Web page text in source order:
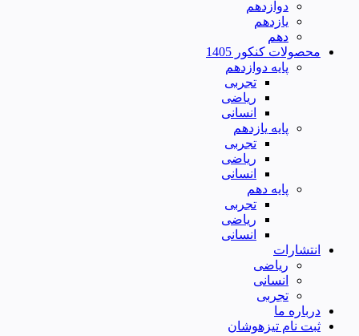
دوازدهم
یازدهم
دهم
محصولات کنکور 1405
پایه دوازدهم
تجربی
ریاضی
انسانی
پایه یازدهم
تجربی
ریاضی
انسانی
پایه دهم
تجربی
ریاضی
انسانی
انتشارات
ریاضی
انسانی
تجربی
درباره ما
ثبت نام تیزهوشان